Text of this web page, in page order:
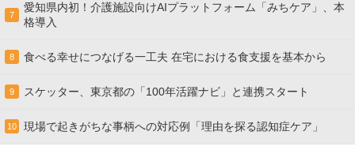
7
愛知県内初！介護施設向けAIプラットフォーム「みちケア」、本
格導入
8 食べる幸せにつなげる一工夫 在宅における食支援を基本から
9 スケッター、東京都の「100年活躍ナビ」と連携スタート
10 現場で起きがちな事柄への対応例「理由を探る認知症ケア」